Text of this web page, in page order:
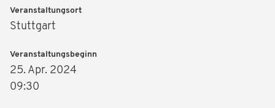
Veranstaltungsort
Stuttgart
Veranstaltungsbeginn
25. Apr. 2024
09:30